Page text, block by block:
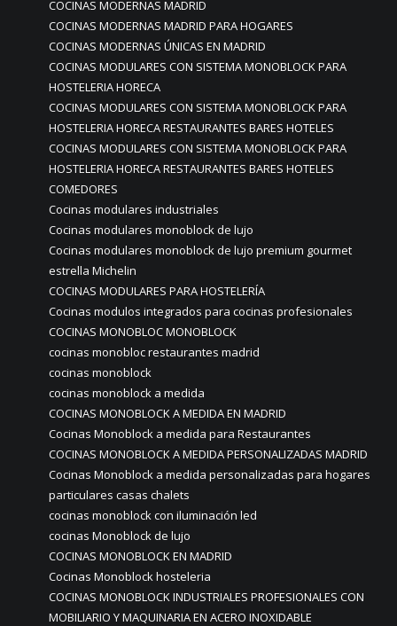
COCINAS MODERNAS MADRID
COCINAS MODERNAS MADRID PARA HOGARES
COCINAS MODERNAS ÚNICAS EN MADRID
COCINAS MODULARES CON SISTEMA MONOBLOCK PARA
HOSTELERIA HORECA
COCINAS MODULARES CON SISTEMA MONOBLOCK PARA
HOSTELERIA HORECA RESTAURANTES BARES HOTELES
COCINAS MODULARES CON SISTEMA MONOBLOCK PARA
HOSTELERIA HORECA RESTAURANTES BARES HOTELES
COMEDORES
Cocinas modulares industriales
Cocinas modulares monoblock de lujo
Cocinas modulares monoblock de lujo premium gourmet
estrella Michelin
COCINAS MODULARES PARA HOSTELERÍA
Cocinas modulos integrados para cocinas profesionales
COCINAS MONOBLOC MONOBLOCK
cocinas monobloc restaurantes madrid
cocinas monoblock
cocinas monoblock a medida
COCINAS MONOBLOCK A MEDIDA EN MADRID
Cocinas Monoblock a medida para Restaurantes
COCINAS MONOBLOCK A MEDIDA PERSONALIZADAS MADRID
Cocinas Monoblock a medida personalizadas para hogares
particulares casas chalets
cocinas monoblock con iluminación led
cocinas Monoblock de lujo
COCINAS MONOBLOCK EN MADRID
Cocinas Monoblock hosteleria
COCINAS MONOBLOCK INDUSTRIALES PROFESIONALES CON
MOBILIARIO Y MAQUINARIA EN ACERO INOXIDABLE